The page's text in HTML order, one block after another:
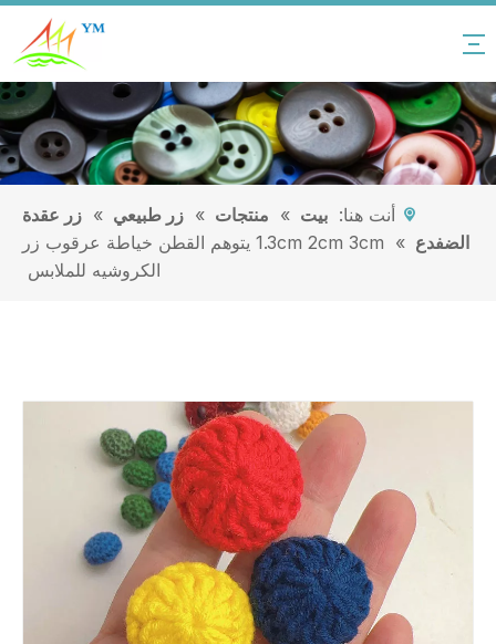
أنت هنا: بيت » منتجات » زر طبيعي » زر عقدة
الضفدع »
1.3cm 2cm 3cm يتوهم القطن خياطة عرقوب زر
الكروشيه للملابس